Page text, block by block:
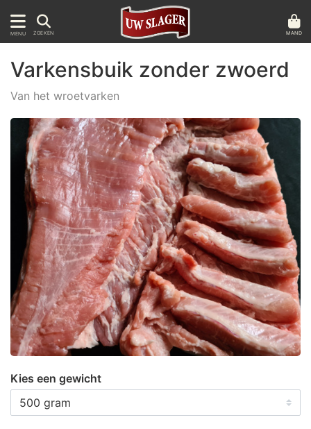
MENU ZOEKEN MAND
Varkensbuik zonder zwoerd
Van het wroetvarken
Kies een gewicht